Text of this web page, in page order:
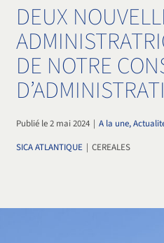
DEUX
DE NOTRE
Publié le 2 mai 2024 | A la une,
SICA ATLANTIQUE | CEREALES